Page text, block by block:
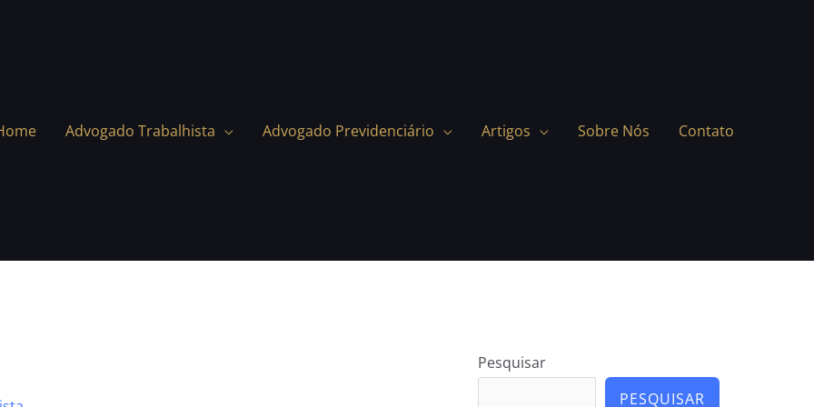
Advogado Trabalhista Advogado Previdenciário Artigos Sobre Nós Contato
Pesquisar
PESQUISAR